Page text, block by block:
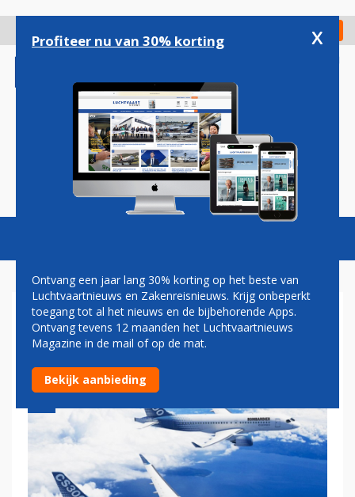
gaan
Check in
Magazine Podcasts Vacatures
BRAZILIË VECHT STEUN
BOMBARDIER AAN BIJ WTO
Profiteer nu van 30% korting x
Ontvang een jaar lang 30% korting op het beste van
Luchtvaartnieuws en Zakenreisnieuws. Krijg onbeperkt
toegang tot al het nieuws en de bijbehorende Apps.
Ontvang tevens 12 maanden het Luchtvaartnieuws
Magazine in de mail of op de mat.
Bekijk aanbieding